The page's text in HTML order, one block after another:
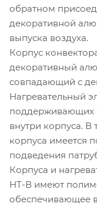
обратном
декоративной
выпуска воздуха.
Корпус
декоративный
совпадающий с
Нагревательный
поддерживающих
внутри корпуса. В
корпуса имеется
подведения
Корпуса и
НТ-В имеют
обеспечивающее